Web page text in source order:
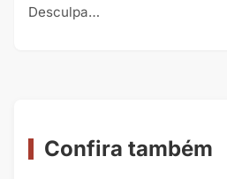
Desculpa…
Confira também